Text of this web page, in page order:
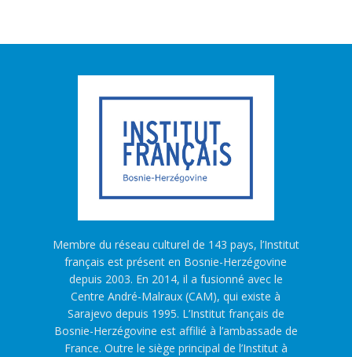
Membre du réseau culturel de 143 pays, l’Institut
français est présent en Bosnie-Herzégovine
depuis 2003. En 2014, il a fusionné avec le
Centre André-Malraux (CAM), qui existe à
Sarajevo depuis 1995. L’Institut français de
Bosnie-Herzégovine est affilié à l’ambassade de
France. Outre le siège principal de l’Institut à